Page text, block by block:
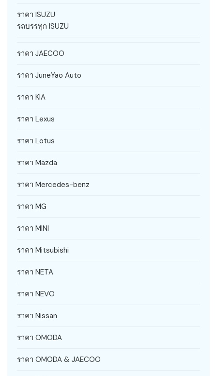
ราคา ISUZU
รถบรรทุก ISUZU
ราคา JAECOO
ราคา JuneYao Auto
ราคา KIA
ราคา Lexus
ราคา Lotus
ราคา Mazda
ราคา Mercedes-benz
ราคา MG
ราคา MINI
ราคา Mitsubishi
ราคา NETA
ราคา NEVO
ราคา Nissan
ราคา OMODA
ราคา OMODA & JAECOO